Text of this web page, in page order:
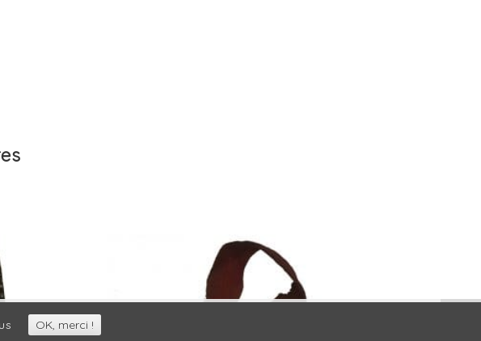
OK, merci !
vous nous donnez expressément votre accord pour exploiter ces